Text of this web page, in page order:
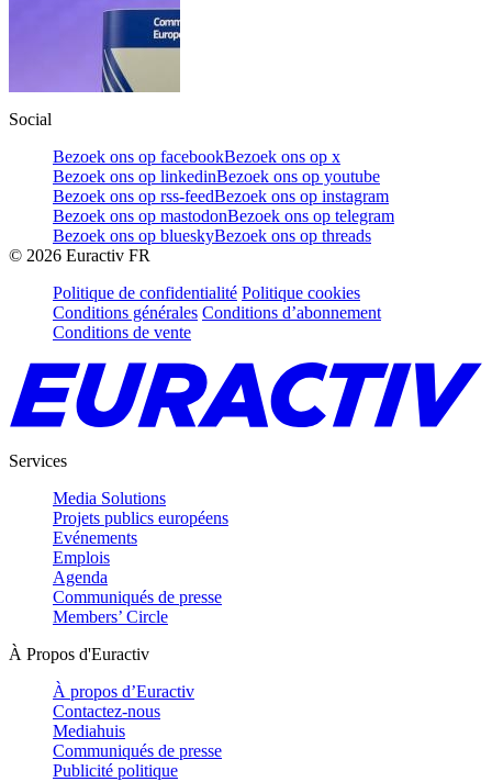
Social
Bezoek ons op facebookBezoek ons op x
Bezoek ons op linkedinBezoek ons op youtube
Bezoek ons op rss-feedBezoek ons op instagram
Bezoek ons op mastodonBezoek ons op telegram
Bezoek ons op blueskyBezoek ons op threads
© 2026 Euractiv FR
Politique de confidentialité Politique cookies
Conditions générales Conditions d’abonnement
Conditions de vente
Services
Media Solutions
Projets publics européens
Evénements
Emplois
Agenda
Communiqués de presse
Members’ Circle
À Propos d'Euractiv
À propos d’Euractiv
Contactez-nous
Mediahuis
Communiqués de presse
Publicité politique